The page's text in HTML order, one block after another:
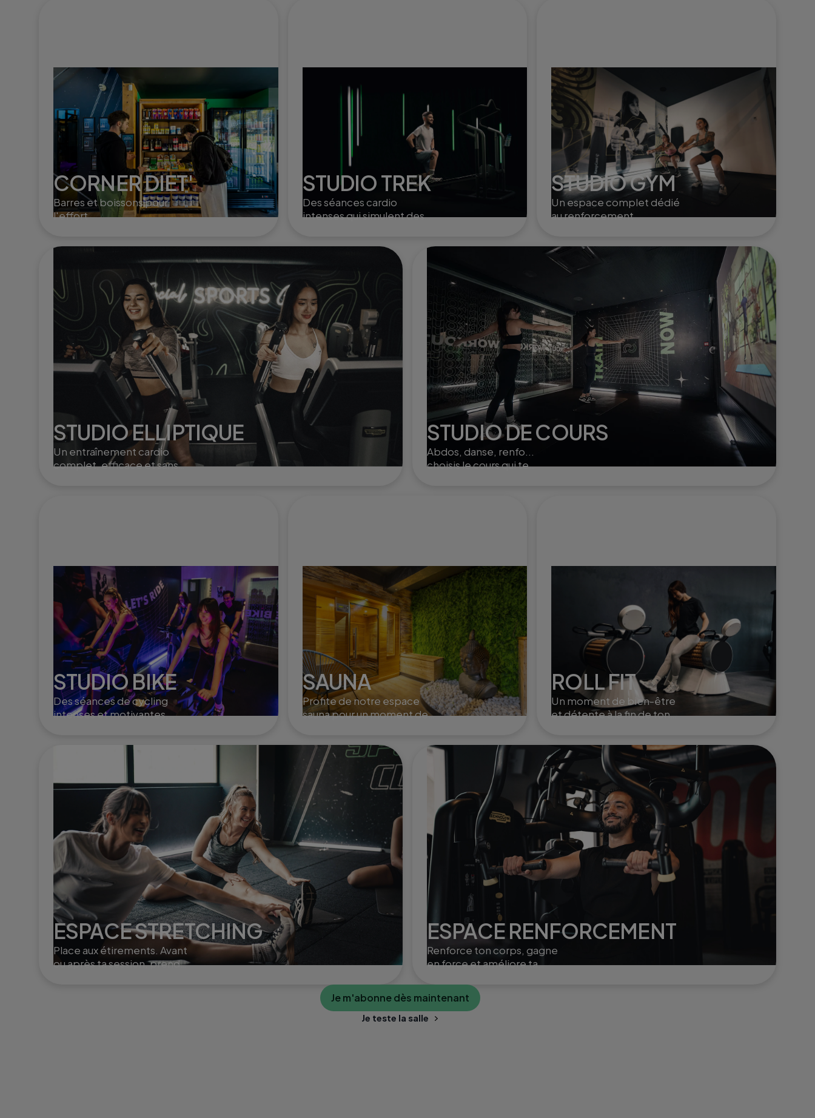
CORNER DIET'
Barres et boissons pour
l'effort
STUDIO TREK
Des séances cardio
intenses qui simulent des
l'endurance et tonifier le
corps.
STUDIO GYM
Un espace complet dédié
au renforcement
modernes pour sculpter,
tonifier et dynamiser le
STUDIO ELLIPTIQUE
Un entraînement cardio
complet, efficace et sans
STUDIO DE COURS
Abdos, danse, renfo...
choisis le cours qui te
STUDIO BIKE
Des séances de cycling
intenses et motivantes,
l'endurance et renforcer les
SAUNA
Profite de notre espace
sauna pour un moment de
corps après l'effort.
ROLL FIT
Un moment de bien-être
et détente à la fin de ton
récupération musculaire et
à l'élimination de la cellulite.
ESPACE STRETCHING
Place aux étirements. Avant
ou après ta session, prends
ESPACE RENFORCEMENT
Renforce ton corps, gagne
en force et améliore ta
exercices ciblés et variés.
Je m'abonne dès maintenant
Je teste la salle